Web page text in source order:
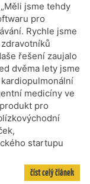
jsme tehdy
pro
Rychle jsme
řešení zaujalo
dvěma lety jsme
medicíny ve
pro
startupu
číst celý článek